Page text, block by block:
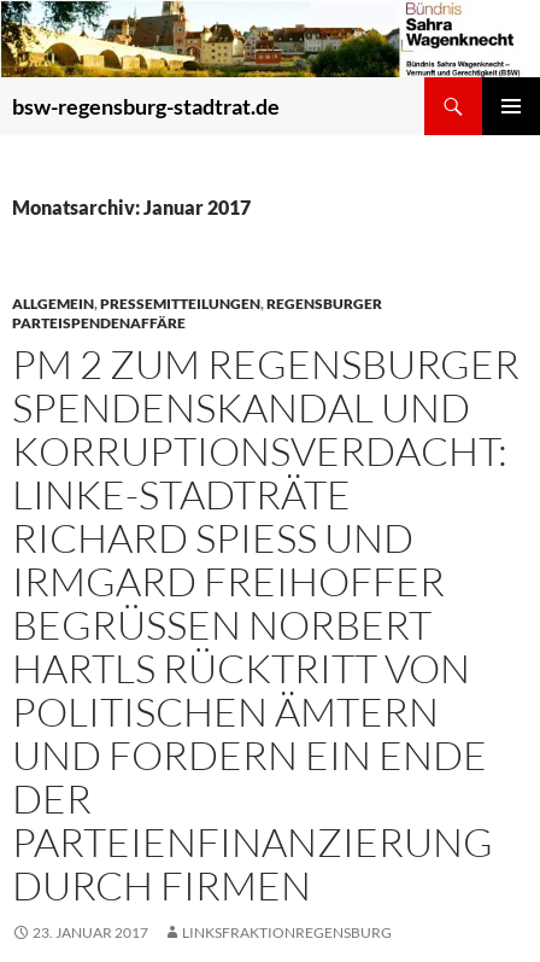
Zum
Inhalt
springen
bsw-regensburg-stadtrat.de
Monatsarchiv: Januar 2017
ALLGEMEIN,PRESSEMITTEILUNGEN,REGENSBURGER
PARTEISPENDENAFFÄRE
PM 2 ZUM REGENSBURGER
SPENDENSKANDAL UND
KORRUPTIONSVERDACHT:
LINKE-STADTRÄTE
RICHARD SPIESS UND I
RMGARD FREIHOFFER B
EGRÜSSEN NORBERT HA
RTLS RÜCKTRITT VON PO
LITISCHEN ÄMTERN UN
D FORDERN EIN ENDE DE
R PA
RTEIENFINANZIERUNG DU
RCH FIRMEN
23. JANUAR 2017 LINKSFRAKTIONREGENSBURG